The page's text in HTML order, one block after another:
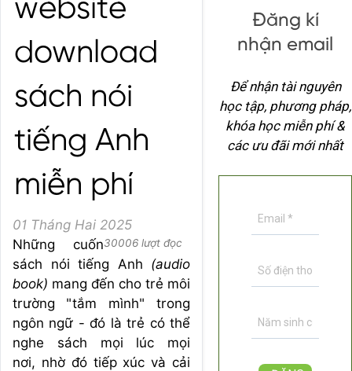
website
download
sách nói
tiếng Anh
miễn phí
01 Tháng Hai 2025
30006 lượt đọc
Những cuốn
sách nói tiếng Anh (audio
book) mang đến cho trẻ môi
trường "tắm mình" trong
ngôn ngữ - đó là trẻ có thể
nghe sách mọi lúc mọi
nơi, nhờ đó tiếp xúc và cải
Đăng kí
nhận email
Để nhận tài nguyên
học tập, phương pháp,
khóa học miễn phí &
các ưu đãi mới nhất